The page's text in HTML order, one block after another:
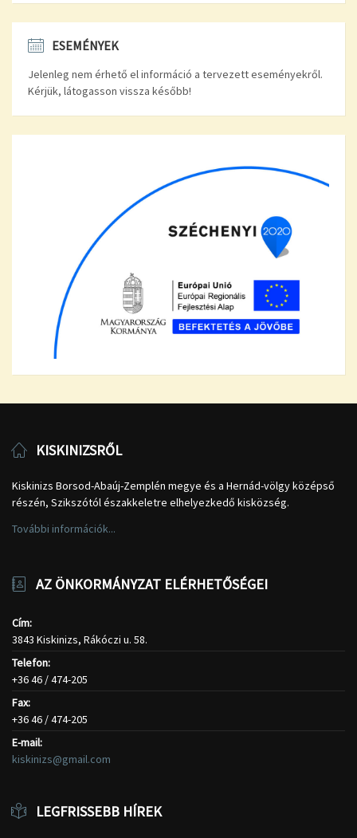
ESEMÉNYEK
Jelenleg nem érhető el információ a tervezett eseményekről.
Kérjük, látogasson vissza később!
KISKINIZSRŐL
Kiskinizs Borsod-Abaúj-Zemplén megye és a Hernád-völgy középső
részén, Szikszótól északkeletre elhelyezkedő kisközség.
További információk...
AZ ÖNKORMÁNYZAT ELÉRHETŐSÉGEI
Cím:
3843 Kiskinizs, Rákóczi u. 58.
Telefon:
+36 46 / 474-205
Fax:
+36 46 / 474-205
E-mail:
kiskinizs@gmail.com
LEGFRISSEBB HÍREK